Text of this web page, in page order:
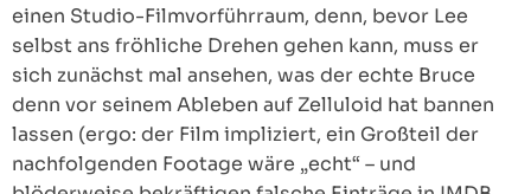
einen Studio-Filmvorführraum, denn, bevor Lee
selbst ans fröhliche Drehen gehen kann, muss er
sich zunächst mal ansehen, was der echte Bruce
denn vor seinem Ableben auf Zelluloid hat bannen
lassen (ergo: der Film impliziert, ein Großteil der
nachfolgenden Footage wäre „echt“ – und